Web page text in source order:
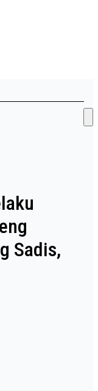
Sadis,